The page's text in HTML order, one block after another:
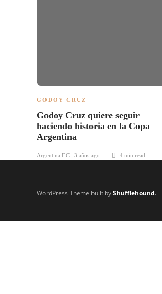
GODOY CRUZ
Godoy Cruz quiere seguir
haciendo historia en la Copa
Argentina
Argentina F.C. 3 años ago 4 min read
WordPress Theme built byShufflehound.